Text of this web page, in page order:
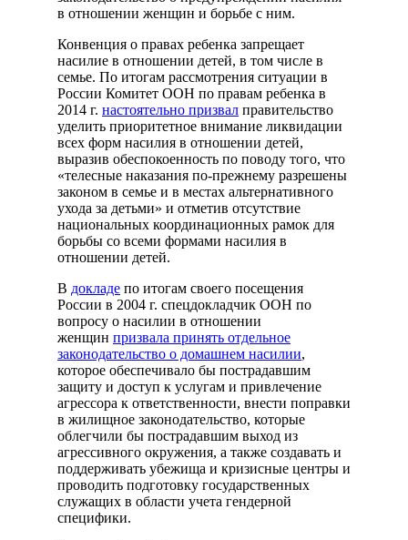
в отношении женщин и борьбе с ним.
Конвенция о правах ребенка запрещает
насилие в отношении детей, в том числе в
семье. По итогам рассмотрения ситуации в
России Комитет ООН по правам ребенка в
2014 г. настоятельно призвал правительство
уделить приоритетное внимание ликвидации
всех форм насилия в отношении детей,
выразив обеспокоенность по поводу того, что
«телесные наказания по-прежнему разрешены
законом в семье и в местах альтернативного
ухода за детьми» и отметив отсутствие
национальных координационных рамок для
борьбы со всеми формами насилия в
отношении детей.
В докладе по итогам своего посещения
России в 2004 г. спецдокладчик ООН по
вопросу о насилии в отношении
женщин призвала принять отдельное
законодательство о домашнем насилии,
которое обеспечивало бы пострадавшим
защиту и доступ к услугам и привлечение
агрессора к ответственности, внести поправки
в жилищное законодательство, которые
облегчили бы пострадавшим выход из
агрессивного окружения, а также создавать и
поддерживать убежища и кризисные центры и
проводить подготовку государственных
служащих в области учета гендерной
специфики.